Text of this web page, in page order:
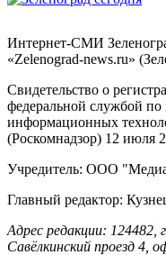
Интернет-СМИ
«Zelenograd-news.ru»
Свидетельство о
федеральной службой по
информационных
(Роскомнадзор) 12 июля
Учредитель: ООО
Главный редактор:
Адрес редакции: 124482,
Савёлкинский проезд 4,